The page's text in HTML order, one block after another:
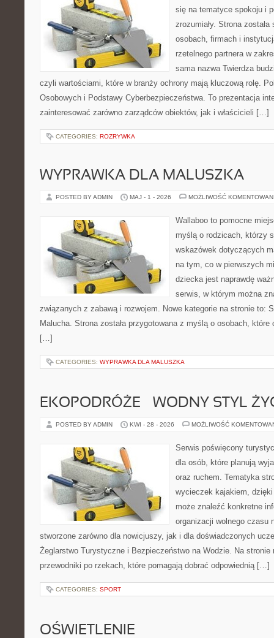
się na tematyce spokoju i
zrozumiały. Strona
osobach, firmach i
rzetelnego partnera w
sama nazwa Twierdza
czyli wartościami, które w branży ochrony mają kluczową rolę.
Osobowych i Podstawy Cyberbezpieczeństwa. To prezentacja
zainteresować zarówno zarządców obiektów, jak i właścicieli […]
CATEGORIES: ROZRYWKA
WYPRAWKA DLA MALUSZKA
POSTED BY ADMIN MAJ - 1 - 2026 MOŻLIWOŚĆ
Wallaboo to pomocne
myślą o rodzicach, którzy
wskazówek dotyczących
na tym, co w pierwszych
dziecka jest naprawdę
serwis, w którym można
związanych z zabawą i rozwojem. Nowe kategorie na stronie to:
Malucha. Strona została przygotowana z myślą o osobach, które
[…]
CATEGORIES: WYPRAWKA DLA MALUSZKA
EKOPODRÓŻE – WODNY STYL
POSTED BY ADMIN KWI - 28 - 2026 MOŻLIWOŚĆ
Serwis poświęcony
dla osób, które planują
oraz ruchem. Tematyka
wycieczek kajakiem,
może znaleźć konkretne
organizacji wolnego czasu
stworzone zarówno dla nowicjuszy, jak i dla doświadczonych
Żeglarstwo Turystyczne i Bezpieczeństwo na Wodzie. Na stronie
przewodniki po rzekach, które pomagają dobrać odpowiednią […]
CATEGORIES: SPORT
OŚWIETLENIE